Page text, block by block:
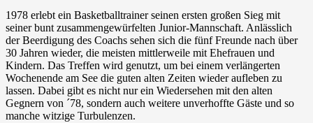
1978 erlebt ein Basketballtrainer seinen ersten großen Sieg mit
seiner bunt zusammengewürfelten Junior-Mannschaft. Anlässlich
der Beerdigung des Coachs sehen sich die fünf Freunde nach über
30 Jahren wieder, die meisten mittlerweile mit Ehefrauen und
Kindern. Das Treffen wird genutzt, um bei einem verlängerten
Wochenende am See die guten alten Zeiten wieder aufleben zu
lassen. Dabei gibt es nicht nur ein Wiedersehen mit den alten
Gegnern von ´78, sondern auch weitere unverhoffte Gäste und so
manche witzige Turbulenzen.